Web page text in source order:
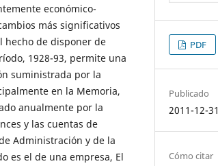
económico-
más significativos
hecho de disponer de
1928-93, permite una
suministrada por la
en la Memoria,
anualmente por la
y las cuentas de
Administración y de la
es el de una empresa, El
PDF
Publicado
2011-12-31
Cómo citar